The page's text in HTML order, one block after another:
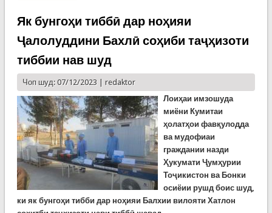
Як бунгоҳи тиббӣ дар ноҳияи
Ҷалолуддини Бахлӣ соҳиби таҷҳизоти
тиббии нав шуд
Чоп шуд: 07/12/2023 | redaktor
Лоиҳаи имзошуда
миёни Кумитаи
ҳолатҳои фавқулодда
ва мудофиаи
граждании назди
Ҳукумати Ҷумҳурии
Тоҷикистон ва Бонки
осиёии рушд боис шуд,
ки як бунгоҳи тибби дар ноҳияи Балхии вилояти Хатлон